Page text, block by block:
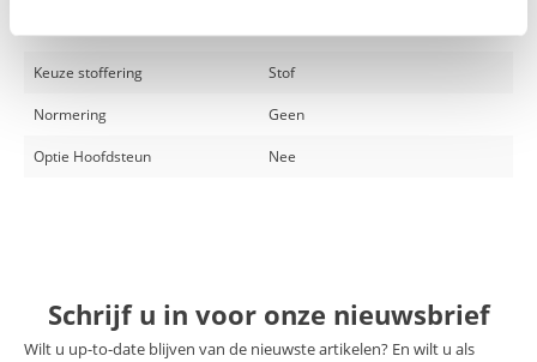
Keuze stoffering Stof
Normering Geen
Optie Hoofdsteun Nee
Schrijf u in voor onze nieuwsbrief
Wilt u up-to-date blijven van de nieuwste artikelen? En wilt u als